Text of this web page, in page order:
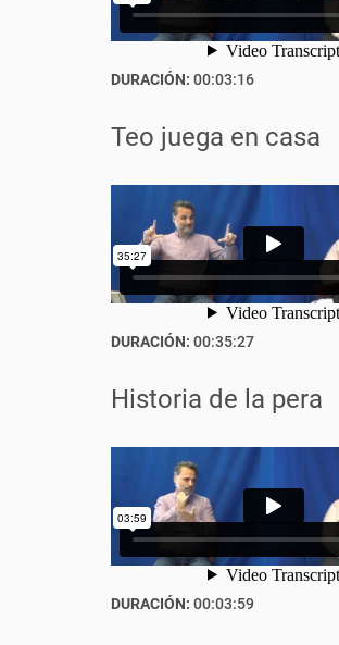
DURACIÓN: 00:03:16
Teo juega en casa
DURACIÓN: 00:35:27
Historia de la pera
DURACIÓN: 00:03:59